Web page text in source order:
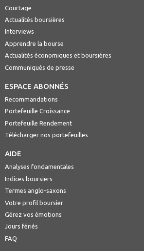
Courtage
Actualités boursières
Interviews
Apprendre la bourse
Actualités économiques et boursières
Communiqués de presse
ESPACE ABONNÉS
Recommandations
Portefeuille Croissance
Portefeuille Rendement
Télécharger nos portefeuilles
AIDE
Analyses fondamentales
Indices boursiers
Termes anglo-saxons
Votre profil boursier
Gérez vos émotions
Jours fériés
FAQ